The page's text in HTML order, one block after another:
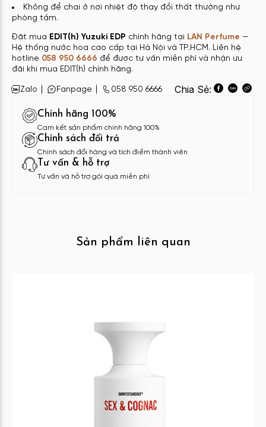
Không để chai ở nơi nhiệt độ thay đổi thất thường như
phòng tắm.
Đặt mua EDIT(h) Yuzuki EDP chính hãng tại LAN Perfume —
Hệ thống nước hoa cao cấp tại Hà Nội và TP.HCM. Liên hệ
hotline 058 950 6666 để được tư vấn miễn phí và nhận ưu
đãi khi mua EDIT(h) chính hãng.
Zalo Fanpage 058 950 6666 Chia Sẻ:
Chính hãng 100%
Cam kết sản phẩm chính hãng 100%
Chính sách đổi trả
Chính sách đổi hàng và tích điểm thành viên
Tư vấn & hỗ trợ
Tư vấn và hỗ trợ gói quà miễn phí
Sản phẩm liên quan